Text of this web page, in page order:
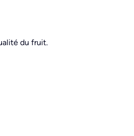
du fruit.